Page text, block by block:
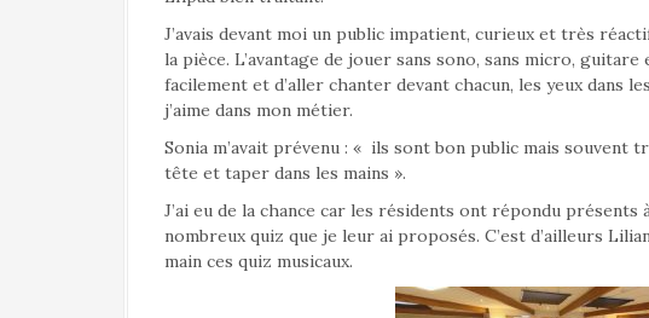
J’avais devant moi un public impatient, curieux et très
la pièce. L’avantage de jouer sans sono, sans micro,
facilement et d’aller chanter devant chacun, les yeux dans
j’aime dans mon métier.
Sonia m’avait prévenu : « ils sont bon public mais souvent
tête et taper dans les mains ».
J’ai eu de la chance car les résidents ont répondu
nombreux quiz que je leur ai proposés. C’est d’ailleurs
main ces quiz musicaux.